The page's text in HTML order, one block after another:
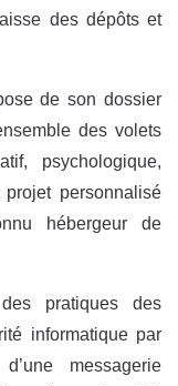
des dépôts et
de son dossier
des volets
psychologique,
personnalisé
hébergeur de
pratiques des
informatique par
messagerie